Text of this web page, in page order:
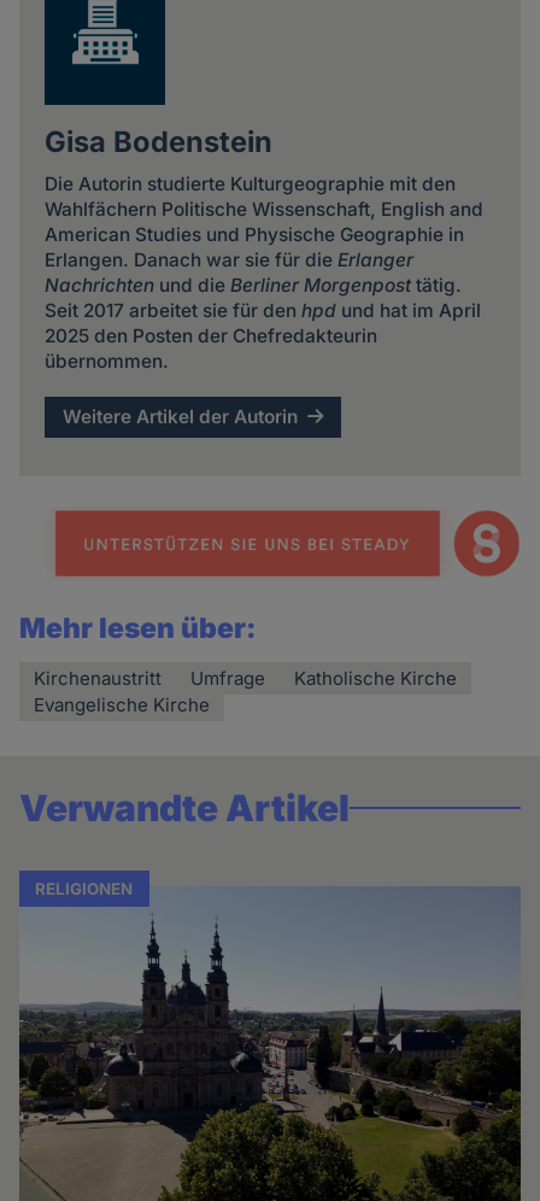
Gisa Bodenstein
Die Autorin studierte Kulturgeographie mit den
Wahlfächern Politische Wissenschaft, English and
American Studies und Physische Geographie in
Erlangen. Danach war sie für die Erlanger
Nachrichtenund die Berliner Morgenposttätig.
Seit 2017 arbeitet sie für den hpdund hat im April
2025 den Posten der Chefredakteurin
übernommen.
Weitere Artikel der Autorin
Mehr lesen über:
Kirchenaustritt Umfrage
Katholische Kirche
Evangelische Kirche
Verwandte Artikel
RELIGIONEN